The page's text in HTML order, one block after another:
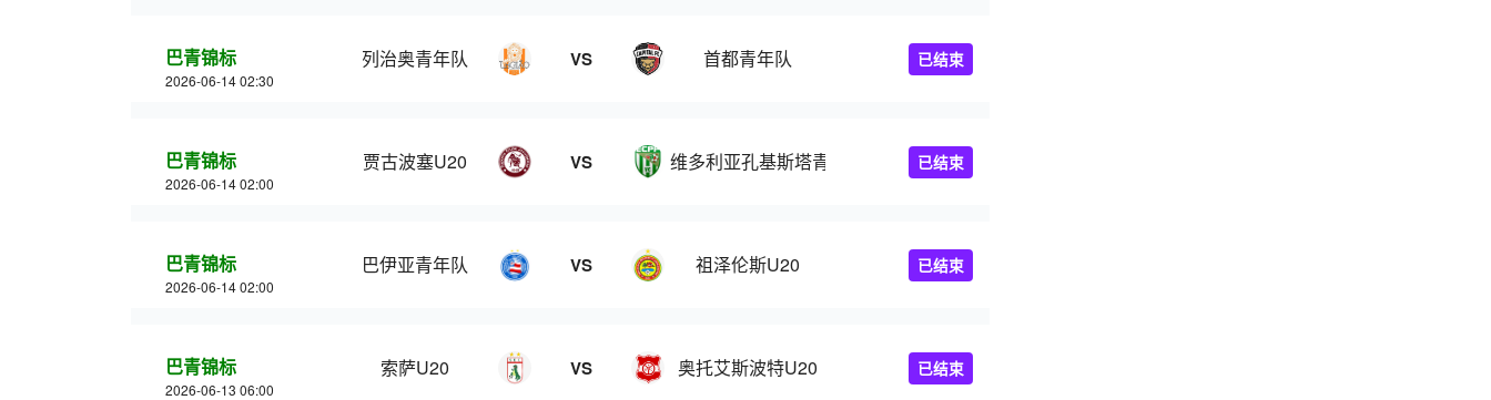
巴青锦标
2026-06-14 02:30
列治奥青年队 VS 首都青年队 已结束
巴青锦标
2026-06-14 02:00
贾古波塞U20 VS 维多利亚孔基斯塔青年队 已结束
巴青锦标
2026-06-14 02:00
巴伊亚青年队 VS 祖泽伦斯U20 已结束
巴青锦标
2026-06-13 06:00
索萨U20 VS 奥托艾斯波特U20 已结束